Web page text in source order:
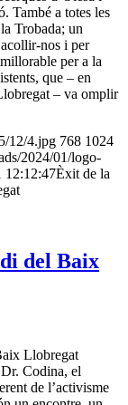
També a totes les
Trobada; un
nos i per
per a la
que – en
– va omplir
12/4.jpg 768 1024
2024/01/logo-
12:12:47Èxit de la
del Baix
Llobregat
Codina, el
de l’activisme